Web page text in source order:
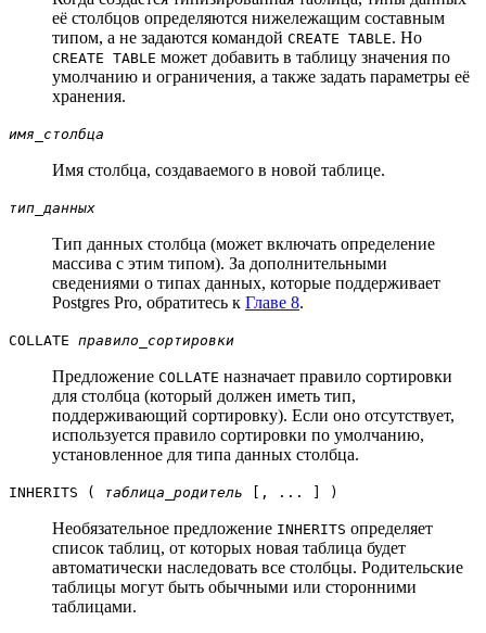
её столбцов определяются нижележащим составным
типом, а не задаются командой CREATE TABLE. Но
CREATE TABLE может добавить в таблицу значения по
умолчанию и ограничения, а также задать параметры её
хранения.
имя_столбца
Имя столбца, создаваемого в новой таблице.
тип_данных
Тип данных столбца (может включать определение
массива с этим типом). За дополнительными
сведениями о типах данных, которые поддерживает
Postgres Pro, обратитесь к Главе 8.
COLLATE правило_сортировки
Предложение COLLATE назначает правило сортировки
для столбца (который должен иметь тип,
поддерживающий сортировку). Если оно отсутствует,
используется правило сортировки по умолчанию,
установленное для типа данных столбца.
INHERITS ( таблица_родитель [, ... ] )
Необязательное предложение INHERITS определяет
список таблиц, от которых новая таблица будет
автоматически наследовать все столбцы. Родительские
таблицы могут быть обычными или сторонними
таблицами.